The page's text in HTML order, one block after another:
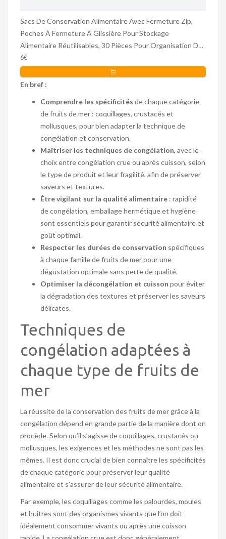
Sacs De Conservation Alimentaire Avec Fermeture Zip,
Poches À Fermeture À Glissière Pour Stockage
Alimentaire Réutilisables, 30 Pièces Pour Organisation De
Congélateur Et -Manger Pour Fruits De
6€
En bref :
Comprendre les spécificités de chaque catégorie
de fruits de mer : coquillages, crustacés et
mollusques, pour bien adapter la technique de
congélation et conservation.
Maîtriser les techniques de congélation, avec le
choix entre congélation crue ou après cuisson, selon
le type de produit et leur fragilité, afin de préserver
saveurs et textures.
Être vigilant sur la qualité alimentaire : rapidité
de congélation, emballage hermétique et hygiène
sont essentiels pour garantir sécurité alimentaire et
goût optimal.
Respecter les durées de conservation spécifiques
à chaque famille de fruits de mer pour une
dégustation optimale sans perte de qualité.
Optimiser la décongélation et cuisson pour éviter
la dégradation des textures et préserver les saveurs
délicates.
Techniques de
congélation adaptées à
chaque type de fruits de
mer
La réussite de la conservation des fruits de mer grâce à la
congélation dépend en grande partie de la manière dont on
procède. Selon qu’il s’agisse de coquillages, crustacés ou
mollusques, les exigences et les méthodes ne sont pas les
mêmes. Il est donc crucial de bien connaître les spécificités
de chaque catégorie pour préserver leur qualité
alimentaire et s’assurer de leur sécurité alimentaire.
Par exemple, les coquillages comme les palourdes, moules
et huîtres sont des organismes vivants que l’on doit
idéalement consommer vivants ou après une cuisson